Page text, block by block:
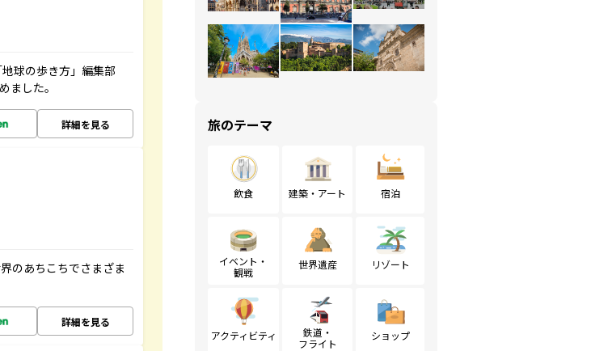
球の歩き方」編集部
ました。
詳細を見る
のあちこちでさまざま
詳細を見る
旅のテーマ
飲食 建築・アート 宿泊
イベント・
観戦
世界遺産 リゾート
アクティビティ
鉄道・
フライト
ショップ